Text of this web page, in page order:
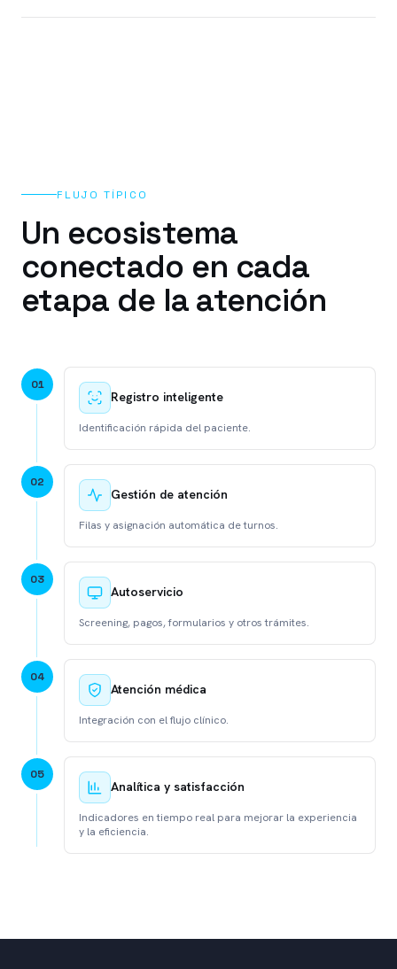
FLUJO TÍPICO
Un ecosistema
conectado en cada
etapa de la atención
01
Registro inteligente
Identificación rápida del paciente.
02
Gestión de atención
Filas y asignación automática de turnos.
03
Autoservicio
Screening, pagos, formularios y otros trámites.
04
Atención médica
Integración con el flujo clínico.
05
Analítica y satisfacción
Indicadores en tiempo real para mejorar la experiencia
y la eficiencia.